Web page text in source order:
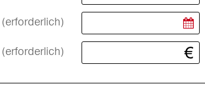
(erforderlich)
(erforderlich)